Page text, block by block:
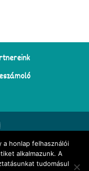
Egyesület | Az
Napocska munkái |
a honlap felhasználói
alkalmazunk. A
tudomásul